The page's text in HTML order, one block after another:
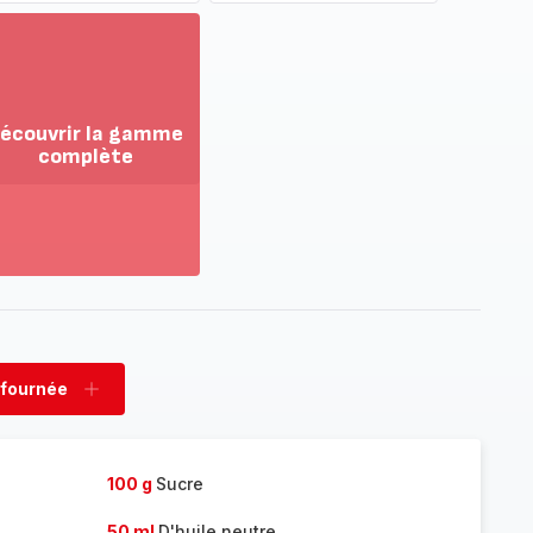
la gamme
complète
fournée
Ajouter
100 g Sucre